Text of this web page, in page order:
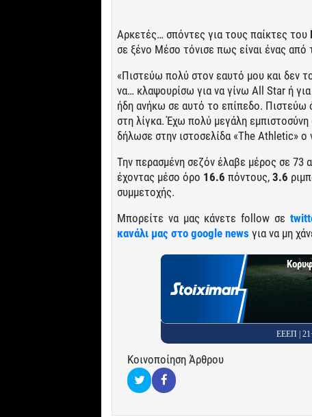
Αρκετές… σπόντες για τους παίκτες του
σε ξένο Μέσο τόνισε πως είναι ένας
«Πιστεύω πολύ στον εαυτό μου και δεν
να… κλαψουρίσω για να γίνω All Star ή
ήδη ανήκω σε αυτό το επίπεδο. Πιστεύω
στη λίγκα. Έχω πολύ μεγάλη εμπιστοσύνη
δήλωσε στην ιστοσελίδα «The Athletic»
Την περασμένη σεζόν έλαβε μέρος σε 73
έχοντας μέσο όρο 16.6 πόντους, 3.6
συμμετοχής.
Μπορείτε να μας κάνετε follow σε
κανάλι μας στο google news για να μη
ΕΕΕΠ |
Κοινοποίηση Άρθρου